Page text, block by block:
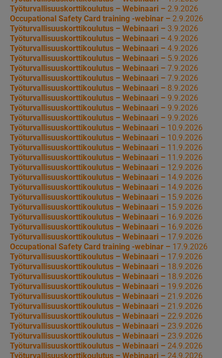
Työturvallisuuskorttikoulutus – Webinaari – 2.9.2026
Occupational Safety Card training -webinar – 2.9.2026
Työturvallisuuskorttikoulutus – Webinaari – 3.9.2026
Työturvallisuuskorttikoulutus – Webinaari – 4.9.2026
Työturvallisuuskorttikoulutus – Webinaari – 4.9.2026
Työturvallisuuskorttikoulutus – Webinaari – 5.9.2026
Työturvallisuuskorttikoulutus – Webinaari – 7.9.2026
Työturvallisuuskorttikoulutus – Webinaari – 7.9.2026
Työturvallisuuskorttikoulutus – Webinaari – 8.9.2026
Työturvallisuuskorttikoulutus – Webinaari – 9.9.2026
Työturvallisuuskorttikoulutus – Webinaari – 9.9.2026
Työturvallisuuskorttikoulutus – Webinaari – 9.9.2026
Työturvallisuuskorttikoulutus – Webinaari – 10.9.2026
Työturvallisuuskorttikoulutus – Webinaari – 10.9.2026
Työturvallisuuskorttikoulutus – Webinaari – 11.9.2026
Työturvallisuuskorttikoulutus – Webinaari – 11.9.2026
Työturvallisuuskorttikoulutus – Webinaari – 12.9.2026
Työturvallisuuskorttikoulutus – Webinaari – 14.9.2026
Työturvallisuuskorttikoulutus – Webinaari – 14.9.2026
Työturvallisuuskorttikoulutus – Webinaari – 15.9.2026
Työturvallisuuskorttikoulutus – Webinaari – 15.9.2026
Työturvallisuuskorttikoulutus – Webinaari – 16.9.2026
Työturvallisuuskorttikoulutus – Webinaari – 16.9.2026
Työturvallisuuskorttikoulutus – Webinaari – 17.9.2026
Occupational Safety Card training -webinar – 17.9.2026
Työturvallisuuskorttikoulutus – Webinaari – 17.9.2026
Työturvallisuuskorttikoulutus – Webinaari – 18.9.2026
Työturvallisuuskorttikoulutus – Webinaari – 18.9.2026
Työturvallisuuskorttikoulutus – Webinaari – 19.9.2026
Työturvallisuuskorttikoulutus – Webinaari – 21.9.2026
Työturvallisuuskorttikoulutus – Webinaari – 21.9.2026
Työturvallisuuskorttikoulutus – Webinaari – 22.9.2026
Työturvallisuuskorttikoulutus – Webinaari – 23.9.2026
Työturvallisuuskorttikoulutus – Webinaari – 23.9.2026
Työturvallisuuskorttikoulutus – Webinaari – 24.9.2026
Työturvallisuuskorttikoulutus – Webinaari – 24.9.2026